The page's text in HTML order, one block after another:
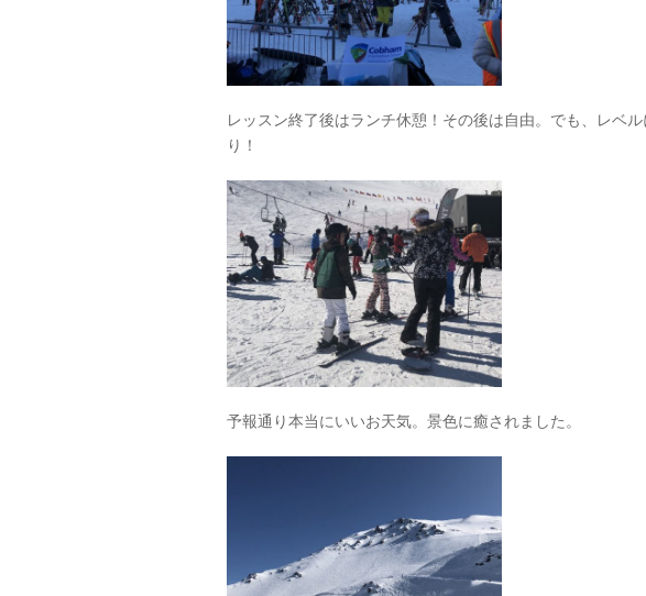
レッスン終了後はランチ休憩！その後は自由。でも、レベ
り！
予報通り本当にいいお天気。景色に癒されました。